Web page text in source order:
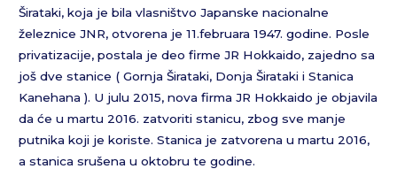
Širataki, koja je bila vlasništvo Japanske nacionalne
železnice JNR, otvorena je 11.februara 1947. godine. Posle
privatizacije, postala je deo firme JR Hokkaido, zajedno sa
još dve stanice ( Gornja Širataki, Donja Širataki i Stanica
Kanehana ). U julu 2015, nova firma JR Hokkaido je objavila
da će u martu 2016. zatvoriti stanicu, zbog sve manje
putnika koji je koriste. Stanica je zatvorena u martu 2016,
a stanica srušena u oktobru te godine.